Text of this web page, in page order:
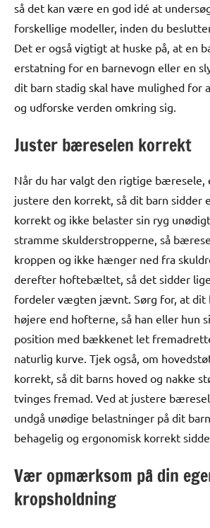
så det kan være en god idé at
forskellige modeller, inden du
Det er også vigtigt at huske på, at en
erstatning for en barnevogn eller en
dit barn stadig skal have mulighed
og udforske verden omkring sig.
Juster bæreselen korrekt
Når du har valgt den rigtige
justere den korrekt, så dit barn sidder
korrekt og ikke belaster sin ryg
stramme skulderstropperne, så
kroppen og ikke hænger ned fra
derefter hoftebæltet, så det sidder
fordeler vægten jævnt. Sørg for, at dit
højere end hofterne, så han eller hun
position med bækkenet let
naturlig kurve. Tjek også, om
korrekt, så dit barns hoved og nakke
tvinges fremad. Ved at justere
undgå unødige belastninger på dit
behagelig og ergonomisk korrekt
Vær opmærksom på din
kropsholdning